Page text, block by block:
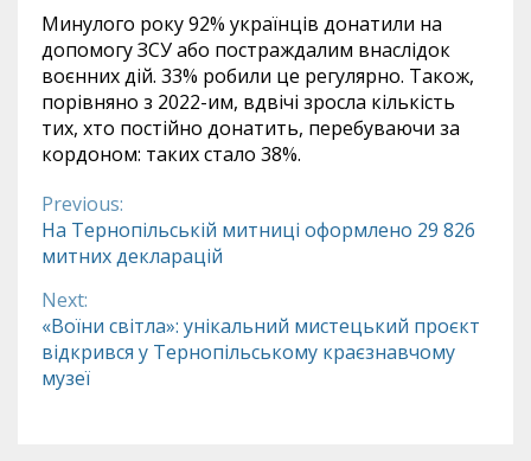
Минулого року 92% українців донатили на
допомогу ЗСУ або постраждалим внаслідок
воєнних дій. 33% робили це регулярно. Також,
порівняно з 2022-им, вдвічі зросла кількість
тих, хто постійно донатить, перебуваючи за
кордоном: таких стало 38%.
Continue
Reading
Previous:
На Тернопільській митниці оформлено 29 826
митних декларацій
Next:
«Воїни світла»: унікальний мистецький проєкт
відкрився у Тернопільському краєзнавчому
музеї